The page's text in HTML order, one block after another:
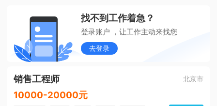
找不到工作着急？
登录账户 ，让工作主动来找您
去登录
销售工程师 北京市
10000-20000元